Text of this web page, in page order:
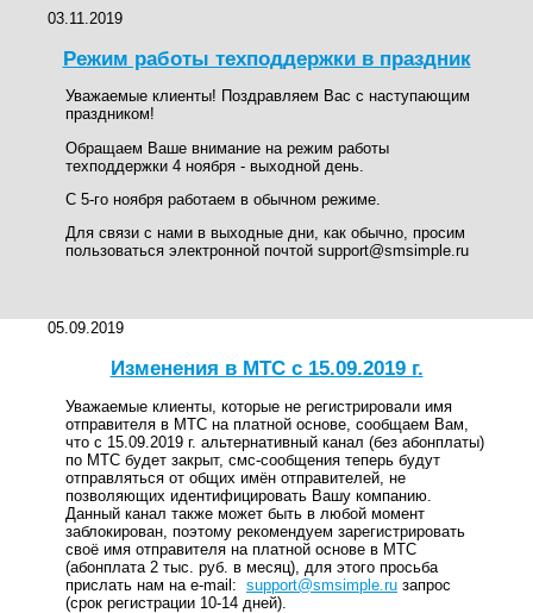
03.11.2019
Режим работы техподдержки в праздник
Уважаемые клиенты! Поздравляем Вас с наступающим
праздником!
Обращаем Ваше внимание на режим работы
техподдержки 4 ноября - выходной день.
С 5-го ноября работаем в обычном режиме.
Для связи с нами в выходные дни, как обычно, просим
пользоваться электронной почтой support@smsimple.ru
05.09.2019
Изменения в МТС с 15.09.2019 г.
Уважаемые клиенты, которые не регистрировали имя
отправителя в МТС на платной основе, сообщаем Вам,
что с 15.09.2019 г. альтернативный канал (без абонплаты)
по МТС будет закрыт, смс-сообщения теперь будут
отправляться от общих имён отправителей, не
позволяющих идентифицировать Вашу компанию.
Данный канал также может быть в любой момент
заблокирован, поэтому рекомендуем зарегистрировать
своё имя отправителя на платной основе в МТС
(абонплата 2 тыс. руб. в месяц), для этого просьба
прислать нам на e-mail: support@smsimple.ru запрос
(срок регистрации 10-14 дней).